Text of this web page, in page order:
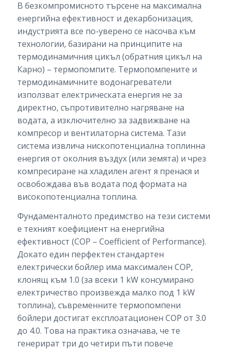
В безкомпромисното търсене на максимална
енергийна ефективност и декарбонизация,
индустрията все по-уверено се насочва към
технологии, базирани на принципите на
термодинамичния цикъл (обратния цикъл на
Карно) – термопомпите. Термопомпените и
термодинамичните водонагреватели
използват електрическата енергия не за
директно, съпротивително нагряване на
водата, а изключително за задвижване на
компресор и вентилаторна система. Тази
система извлича нископотенциална топлинна
енергия от околния въздух (или земята) и чрез
компресиране на хладилен агент я пренася и
освобождава във водата под формата на
високопотенциална топлина.
Фундаменталното предимство на тези системи
е техният коефициент на енергийна
ефективност (COP – Coefficient of Performance).
Докато един перфектен стандартен
електрически бойлер има максимален COP,
клонящ към 1.0 (за всеки 1 kW консумирано
електричество произвежда малко под 1 kW
топлина), съвременните термопомпени
бойлери достигат експлоатационен COP от 3.0
до 4.0. Това на практика означава, че те
генерират три до четири пъти повече